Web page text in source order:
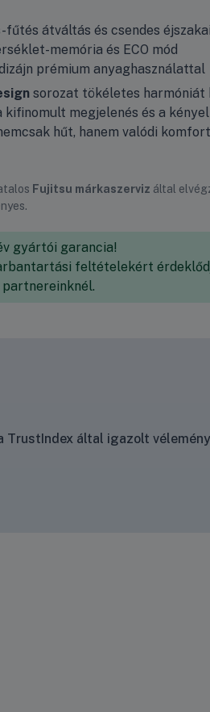
átváltás és csendes
memória és ECO mód
prémium anyaghasználattal
sorozat tökéletes harmóniát
kifinomult megjelenés és a
hűt, hanem valódi
Fujitsu márkaszerviz által
gyártói garancia!
feltételekért
TrustIndex által igazolt